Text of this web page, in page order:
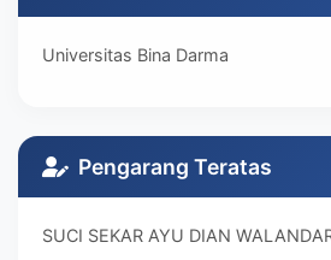
Universitas Bina Darma
Pengarang Teratas
SUCI SEKAR AYU DIAN